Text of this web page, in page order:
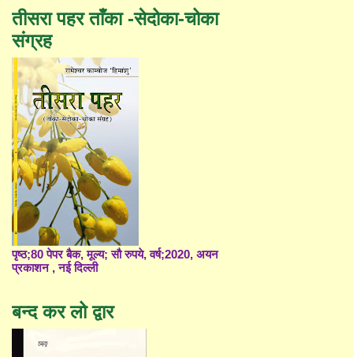
तीसरा पहर ताँका -सेदोका-चोका
संग्रह
पृष्ठ;80 पेपर बैक, मूल्य; सौ रुपये, वर्ष;2020, अयन
प्रकाशन , नई दिल्ली
बन्द कर लो द्वार